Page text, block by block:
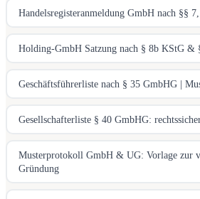
Handelsregisteranmeldung GmbH nach §§
Holding-GmbH Satzung nach § 8b KStG &
Geschäftsführerliste nach § 35 GmbHG |
Gesellschafterliste § 40 GmbHG:
Musterprotokoll GmbH & UG: Vorlage zur
Gründung